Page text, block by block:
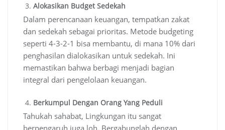
Alokasikan Budget Sedekah
Dalam perencanaan keuangan, tempatkan zakat
dan sedekah sebagai prioritas. Metode budgeting
seperti 4-3-2-1 bisa membantu, di mana 10% dari
penghasilan dialokasikan untuk sedekah. Ini
memastikan bahwa berbagi menjadi bagian
integral dari pengelolaan keuangan.
Berkumpul Dengan Orang Yang Peduli
Tahukah sahabat, Lingkungan itu sangat
berpengaruh juga loh. Bergabunglah dengan